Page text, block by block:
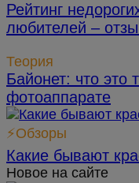
Рейтинг
любителей –
Теория
Байонет: что это
фотоаппарате
⚡Обзоры
Какие бывают
Новое на сайте